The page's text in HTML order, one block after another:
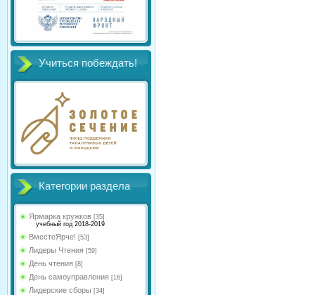
Учиться побеждать!
Категории раздела
Ярмарка кружков [35]
учебный год 2018-2019
ВместеЯрче! [53]
Лидеры Чтения [59]
День чтения [8]
День самоуправления [16]
Лидерские сборы [34]